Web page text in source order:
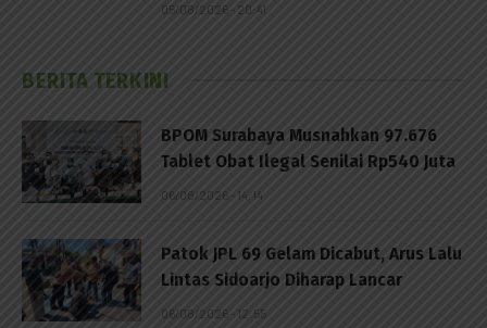
05/08/2026 - 20:41
BERITA TERKINI
BPOM Surabaya Musnahkan 97.676
Tablet Obat Ilegal Senilai Rp540 Juta
06/08/2026 - 14:14
Patok JPL 69 Gelam Dicabut, Arus Lalu
Lintas Sidoarjo Diharap Lancar
06/08/2026 - 12:55